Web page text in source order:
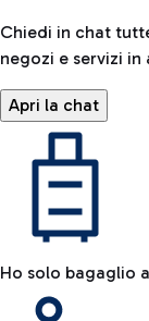
Chiedi in chat
negozi e servizi in
Apri la chat
Ho solo bagaglio